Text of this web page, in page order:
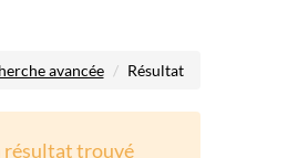
avancée Résultat
résultat trouvé